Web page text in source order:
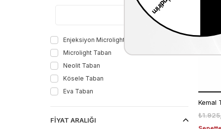
Enjeksiyon Microlight
Microlight Taban
Neolit Taban
Kösele Taban
Eva Taban
FIYAT ARALIĞI